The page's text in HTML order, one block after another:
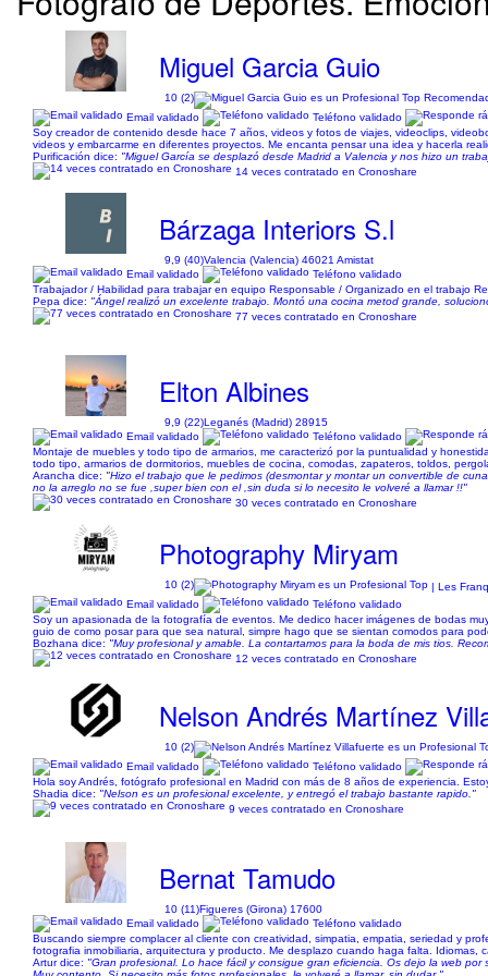
Miguel Garcia Guio
10 (2)
Email validado
Teléfono validado
Soy creador de contenido desde hace 7 años, videos y fotos de viajes, videoclips,
videos y embarcarme en diferentes proyectos. Me encanta pensar una idea y hacerla
Purificación dice: "Miguel García se desplazó desde Madrid a Valencia y nos hizo un
14 veces contratado en Cronoshare
Bárzaga Interiors S.l
9,9 (40)Valencia (Valencia) 46021 Amistat
Email validado
Teléfono validado
Trabajador / Habilidad para trabajar en equipo Responsable / Organizado en el trabajo
Pepa dice: "Ángel realizó un excelente trabajo. Montó una cocina metod grande,
77 veces contratado en Cronoshare
Elton Albines
9,9 (22)Leganés (Madrid) 28915
Email validado
Teléfono validado
Montaje de muebles y todo tipo de armarios, me caracterizó por la puntualidad y
todo tipo, armarios de dormitorios, muebles de cocina, comodas, zapateros, toldos,
Arancha dice: "Hizo el trabajo que le pedimos (desmontar y montar un convertible de
no la arreglo no se fue ,super bien con el ,sin duda si lo necesito le volveré a llamar !!"
30 veces contratado en Cronoshare
Photography Miryam
10 (2)
| Les
Email validado
Teléfono validado
Soy un apasionada de la fotografía de eventos. Me dedico hacer imágenes de bodas
guio de como posar para que sea natural, simpre hago que se sientan comodos para
Bozhana dice: "Muy profesional y amable. La contartamos para la boda de mis tios.
12 veces contratado en Cronoshare
Nelson Andrés Martínez
10 (2)
Email validado
Teléfono validado
Hola soy Andrés, fotógrafo profesional en Madrid con más de 8 años de experiencia.
Shadia dice: "Nelson es un profesional excelente, y entregó el trabajo bastante rapido."
9 veces contratado en Cronoshare
Bernat Tamudo
10 (11)Figueres (Girona) 17600
Email validado
Teléfono validado
Buscando siempre complacer al cliente con creatividad, simpatia, empatia, seriedad y
fotografia inmobiliaria, arquitectura y producto. Me desplazo cuando haga falta. Idiomas,
Artur dice: "Gran profesional. Lo hace fácil y consigue gran eficiencia. Os dejo la web